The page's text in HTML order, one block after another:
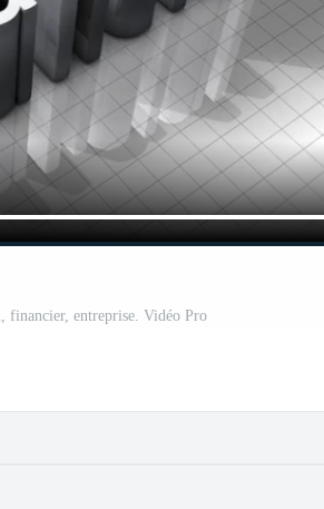
financier, entreprise. Vidéo Pro